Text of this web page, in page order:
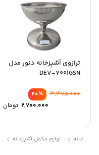
ترازوی آشپزخانه دنور مدل
DEV-7001GSN
٪20
3,375,000
2,700,000 تومان
خانه لوازم مکمل آشپزخانه